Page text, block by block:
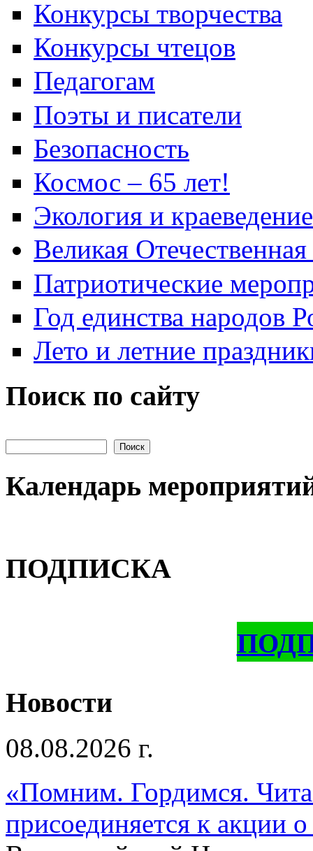
Конкурсы творчества
Конкурсы чтецов
Педагогам
Поэты и писатели
Безопасность
Космос – 65 лет!
Экология и краеведение
Великая
Патриотические
Год единства народов
Лето и летние
Поиск по сайту
Календарь
ПОДПИСКА
Новости
08.08.2026 г.
«Помним. Гордимся.
присоединяется к акции